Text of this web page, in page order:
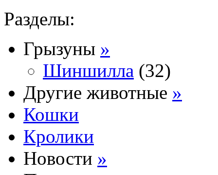
Разделы:
Грызуны »
Шиншилла (32)
Другие животные »
Кошки
Кролики
Новости »